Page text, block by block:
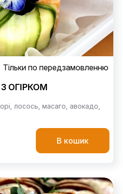
Тільки по передзамовленню
ОГІРКОМ
лосось, масаго, авокадо,
В кошик